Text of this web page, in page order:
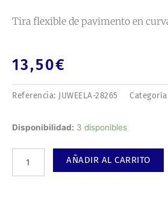
Tira flexible de pavimento en
13,50€
Referencia: JUWEELA-28265
Disponibilidad: 3 disponibles
Tira
pavimento
AÑADIR AL CARRITO